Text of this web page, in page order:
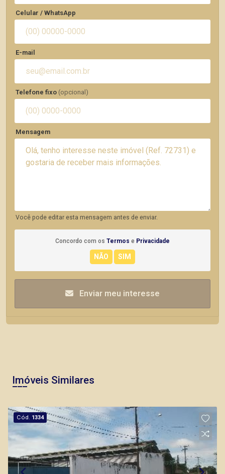
Celular / WhatsApp
E-mail
Telefone fixo (opcional)
Mensagem
Você pode editar esta mensagem antes de enviar.
Concordo com os Termos e Privacidade
Enviar meu interesse
Imóveis Similares
Cód. 1334